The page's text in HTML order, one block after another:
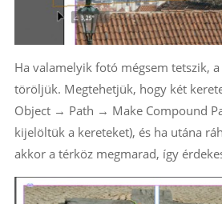
Ha valamelyik fotó mégsem tetszik,
töröljük. Megtehetjük, hogy két
Object → Path → Make Compound
kijelöltük a kereteket), és ha utána
akkor a térköz megmarad, így